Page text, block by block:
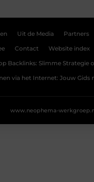
Uit de Media Partners
Contact Website index
Backlinks: Slimme Strategie
via het Internet: Jouw Gids
www.neophema-